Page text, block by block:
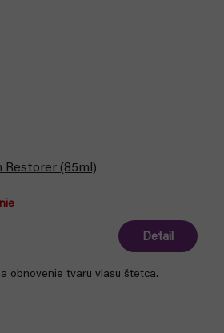
Restorer (85ml)
Detail
obnovenie tvaru vlasu štetca.